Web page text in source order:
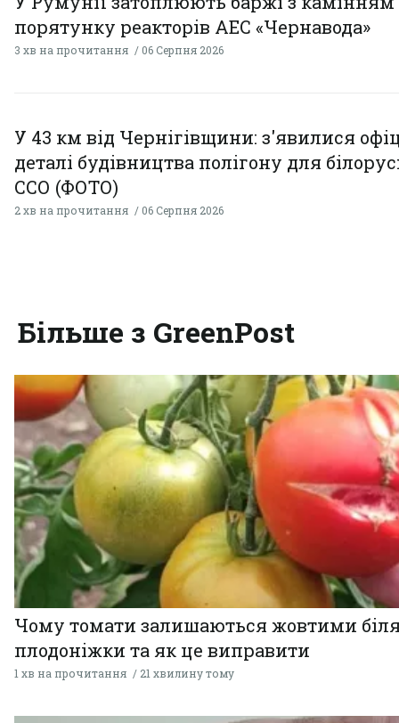
порятунку реакторів АЕС «Чернавода»
3 хв на прочитання 06 Серпня 2026
У 43 км від Чернігівщини: з'явилися
деталі будівництва полігону для
ССО (ФОТО)
2 хв на прочитання 06 Серпня 2026
Більше з GreenPost
Чому томати залишаються жовтими
плодоніжки та як це виправити
1 хв на прочитання 21 хвилину тому